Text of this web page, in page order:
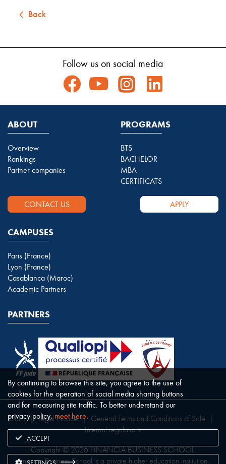
Back
Follow us on social media
ABOUT
Overview
Rankings
Partner companies
PROGRAMS
BTS
BACHELOR
MBA
CERTIFICATS
CONTACT US APPLY
CAMPUSES
Paris (France)
Lyon (France)
Casablanca (Maroc)
Academic Partners
PARTNERS
Copyright © 2026 FINANCIA BUSINESS SCHOOL.
Financia Business School is a private higher education institution.
Claim | Legal Notice | General Terms and Conditions of Sale
Internal regulations
By continuing to browse this site, you agree to the use of
cookies for the operation of social media sharing buttons
and for measuring site traffic. To better understand our
privacy policy,meet here.
ACCEPT